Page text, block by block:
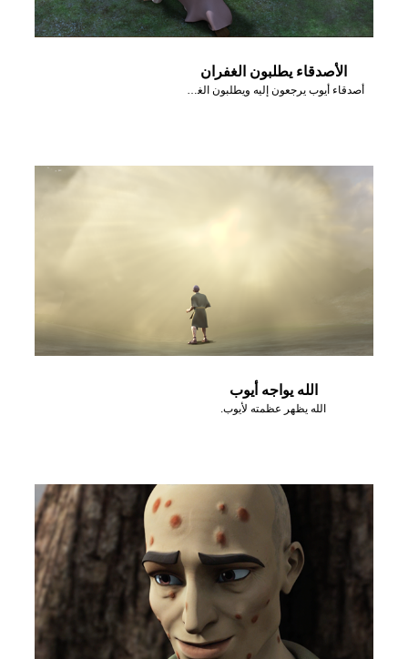
الأصدقاء يطلبون الغفران
أصدقاء أيوب يرجعون إليه ويطلبون الغفران.
الله يواجه أيوب
الله يظهر عظمته لأيوب.